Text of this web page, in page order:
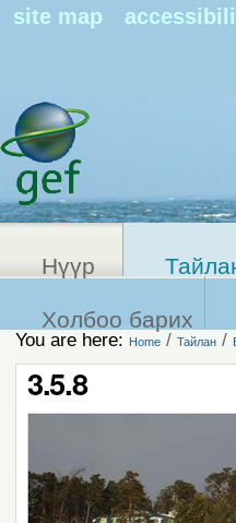
site map
Нүүр
Холбоо барих
You are here: Home / Тайлан /
3.5.8